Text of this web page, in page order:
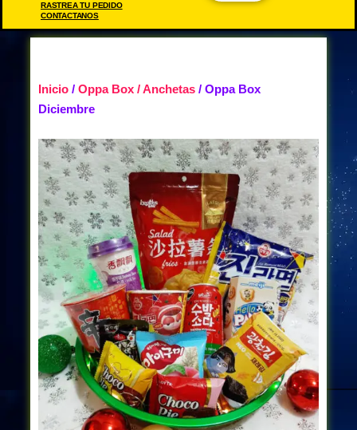
RASTREA TU PEDIDO
CONTACTANOS
Inicio / Oppa Box / Anchetas / Oppa Box
Diciembre